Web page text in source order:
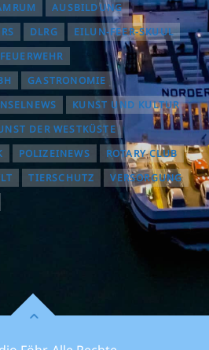
AUSBILDUNG
DLRG
EILUN-FEER-SKUUL
GASTRONOMIE
KUNST UND KULTUR
DER WESTKÜSTE
POLIZEINEWS
ROTARY CLUB
TIERSCHUTZ
VERSORGUNG